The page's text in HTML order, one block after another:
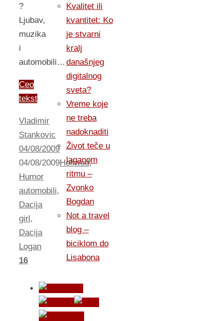
?
Ljubav,
muzika
i
automobili…
Ceo
tekst
Vladimir
Stankovic
04/08/2009
04/08/2009Holiwud,
Humor
automobili,
Dacija
girl,
Dacija
Logan
16
Kvalitet ili
kvantitet: Ko
je stvarni
kralj
današnjeg
digitalnog
sveta?
Vreme koje
ne treba
nadoknaditi
Život teče u
laganom
ritmu –
Zvonko
Bogdan
Not a travel
blog –
biciklom do
Lisabona